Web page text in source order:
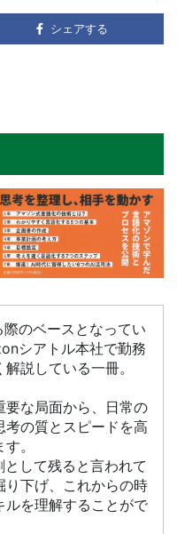
シェアする
のベースとなってい
シアトル本社で勤務
説している一冊。
要な局面から、日常の
の質とスピードを高
。
して残ると言われて
り下げ、これからの時
ルを理解することがで